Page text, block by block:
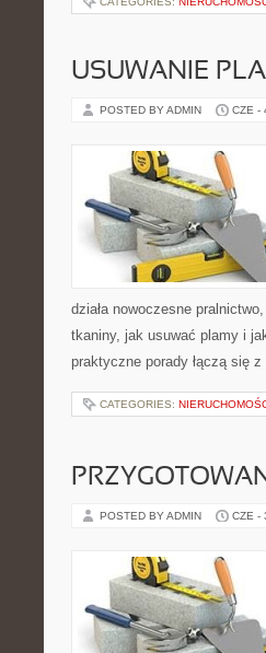
USUWANIE
POSTED BY ADMIN CZE -
działa nowoczesne
tkaniny, jak usuwać plamy i
praktyczne porady łączą się
CATEGORIES:
POSTED BY ADMIN CZE -